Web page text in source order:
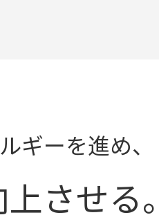
ギーを進め、
させる。